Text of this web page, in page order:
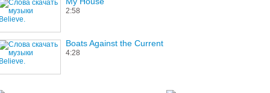
2:58
Boats Against the Current
4:28